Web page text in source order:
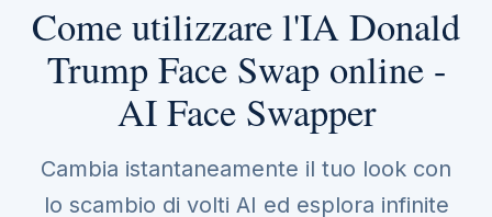
Come utilizzare l'IA Donald
Trump Face Swap online -
AI Face Swapper
Cambia istantaneamente il tuo look con
lo scambio di volti AI ed esplora infinite